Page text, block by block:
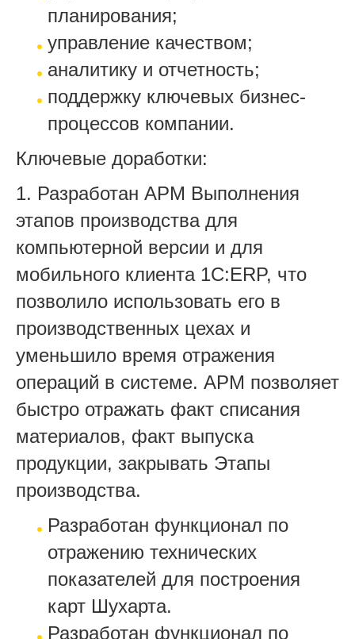
планирования;
управление качеством;
аналитику и отчетность;
поддержку ключевых бизнес-
процессов компании.
Ключевые доработки:
1. Разработан АРМ Выполнения
этапов производства для
компьютерной версии и для
мобильного клиента 1C:ERP, что
позволило использовать его в
производственных цехах и
уменьшило время отражения
операций в системе. АРМ позволяет
быстро отражать факт списания
материалов, факт выпуска
продукции, закрывать Этапы
производства.
Разработан функционал по
отражению технических
показателей для построения
карт Шухарта.
Разработан функционал по